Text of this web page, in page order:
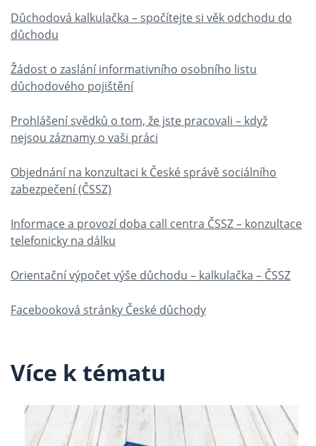
Důchodová kalkulačka – spočítejte si věk odchodu do
důchodu
Žádost o zaslání informativního osobního listu
důchodového pojištění
Prohlášení svědků o tom, že jste pracovali – když
nejsou záznamy o vaši práci
Objednání na konzultaci k České správě sociálního
zabezpečení (ČSSZ)
Informace a provozí doba call centra ČSSZ – konzultace
telefonicky na dálku
Orientační výpočet výše důchodu – kalkulačka – ČSSZ
Facebooková stránky České důchody
Více k tématu